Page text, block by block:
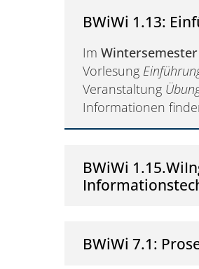
BWiWi 1.13:
Im
Vorlesung
Veranstaltung
Informationen
BWiWi
BWiWi 7.1: